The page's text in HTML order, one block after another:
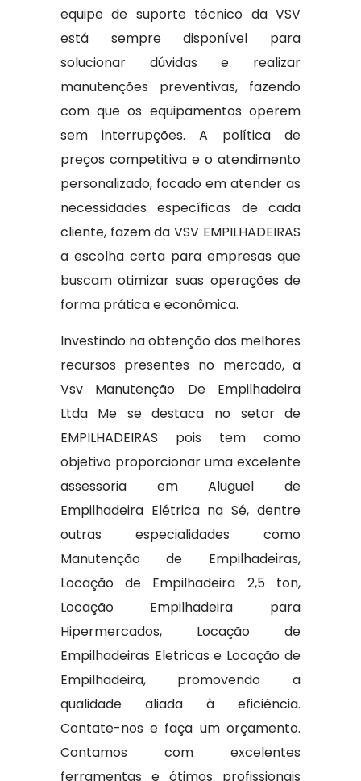
equipe de suporte técnico da VSV
está sempre disponível para
solucionar dúvidas e realizar
manutenções preventivas, fazendo
com que os equipamentos operem
sem interrupções. A política de
preços competitiva e o atendimento
personalizado, focado em atender as
necessidades específicas de cada
cliente, fazem da VSV EMPILHADEIRAS
a escolha certa para empresas que
buscam otimizar suas operações de
forma prática e econômica.
Investindo na obtenção dos melhores
recursos presentes no mercado, a
Vsv Manutenção De Empilhadeira
Ltda Me se destaca no setor de
EMPILHADEIRAS pois tem como
objetivo proporcionar uma excelente
assessoria em Aluguel de
Empilhadeira Elétrica na Sé, dentre
outras especialidades como
Manutenção de Empilhadeiras,
Locação de Empilhadeira 2,5 ton,
Locação Empilhadeira para
Hipermercados, Locação de
Empilhadeiras Eletricas e Locação de
Empilhadeira, promovendo a
qualidade aliada à eficiência.
Contate-nos e faça um orçamento.
Contamos com excelentes
ferramentas e ótimos profissionais